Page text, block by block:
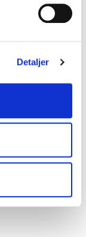
Detaljer